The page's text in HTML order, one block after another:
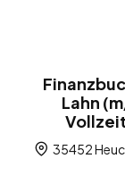
Lahn
35452